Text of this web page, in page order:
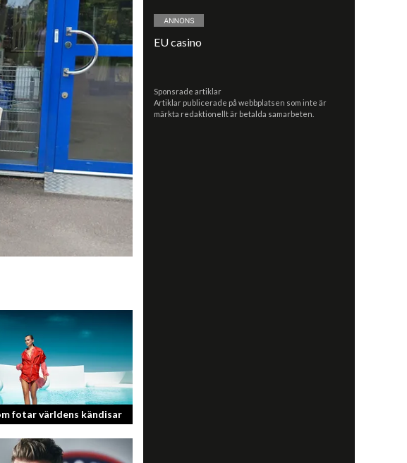
fotar världens kändisar
regissören Peter Svenson har
EU casino
Sponsrade artiklar
Artiklar publicerade på webbplatsen som inte är
märkta redaktionellt är betalda samarbeten.